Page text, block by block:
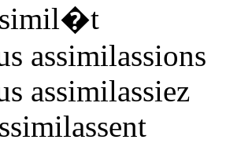
�t
assimilassions
assimilassiez
assent